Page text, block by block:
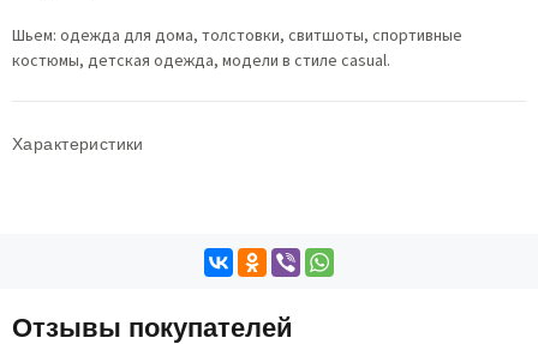
Шьем: одежда для дома, толстовки, свитшоты, спортивные
костюмы, детская одежда, модели в стиле casual.
Характеристики
Отзывы покупателей